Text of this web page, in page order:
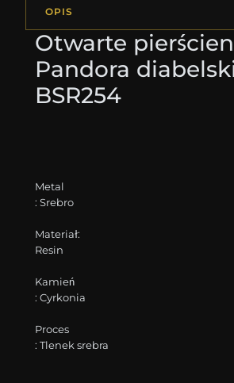
OPIS
Otwarte
Pandora
BSR254
Metal
: Srebro
Materiał:
Resin
Kamień
: Cyrkonia
Proces
: Tlenek srebra